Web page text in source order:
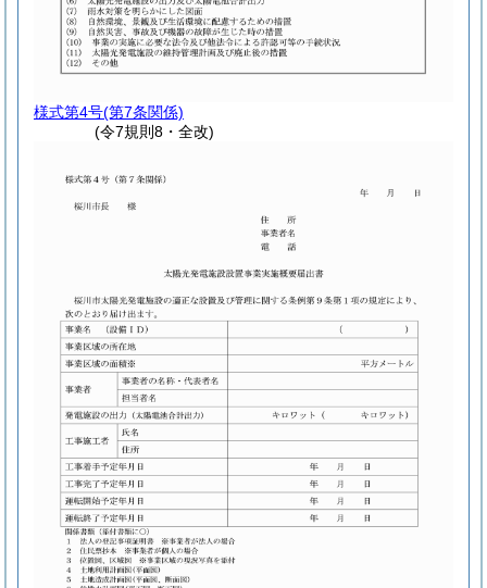
様式第4号(第7条関係)
(令7規則8・全改)